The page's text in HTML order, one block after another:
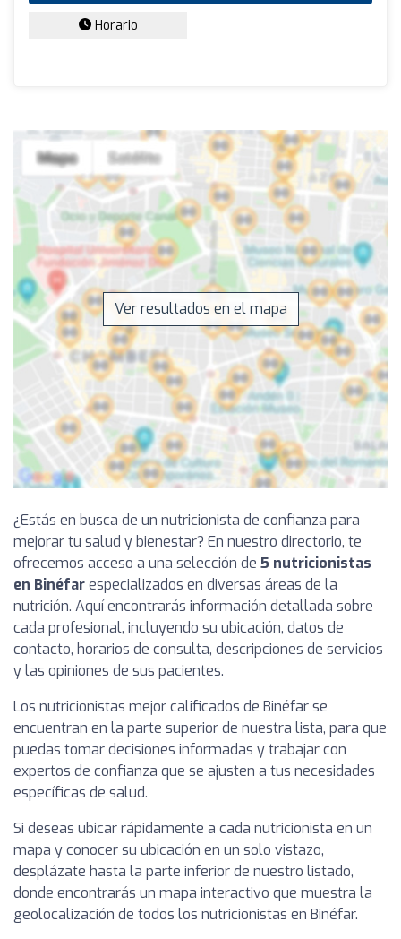
Horario
Ver resultados en el mapa
¿Estás en busca de un nutricionista de confianza para
mejorar tu salud y bienestar? En nuestro directorio, te
ofrecemos acceso a una selección de 5 nutricionistas
en Binéfarespecializados en diversas áreas de la
nutrición. Aquí encontrarás información detallada sobre
cada profesional, incluyendo su ubicación, datos de
contacto, horarios de consulta, descripciones de servicios
y las opiniones de sus pacientes.
Los nutricionistas mejor calificados de Binéfar se
encuentran en la parte superior de nuestra lista, para que
puedas tomar decisiones informadas y trabajar con
expertos de confianza que se ajusten a tus necesidades
específicas de salud.
Si deseas ubicar rápidamente a cada nutricionista en un
mapa y conocer su ubicación en un solo vistazo,
desplázate hasta la parte inferior de nuestro listado,
donde encontrarás un mapa interactivo que muestra la
geolocalización de todos los nutricionistas en Binéfar.